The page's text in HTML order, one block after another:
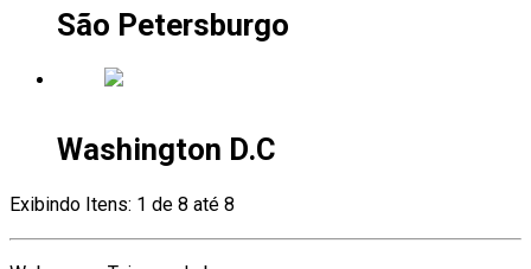
São Petersburgo
Washington D.C
Exibindo Itens: 1 de 8 até 8